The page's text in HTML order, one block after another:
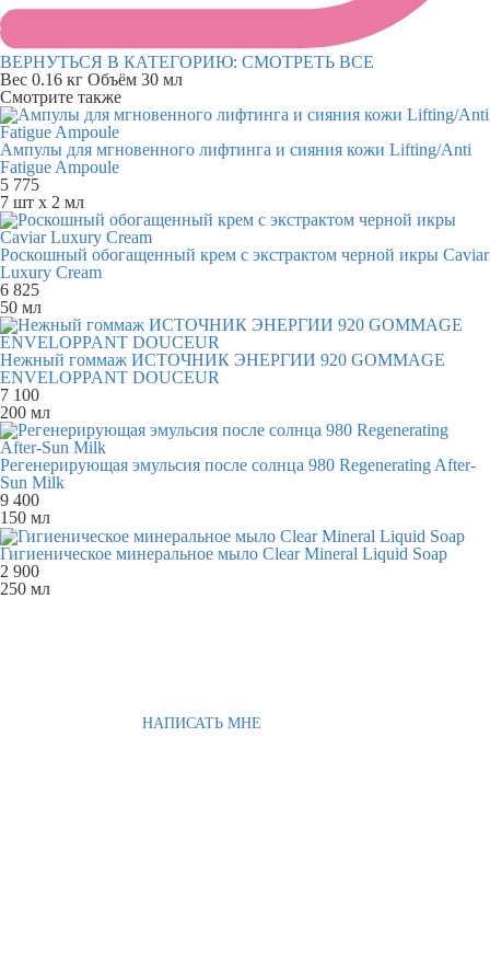
ВЕРНУТЬСЯ В КАТЕГОРИЮ: СМОТРЕТЬ ВСЕ
Вес 0.16 кг Объём 30 мл
Смотрите также
Ампулы для мгновенного лифтинга и сияния кожи Lifting/Anti
Fatigue Ampoule
5 775
7 шт х 2 мл
Роскошный обогащенный крем с экстрактом черной икры Caviar
Luxury Cream
6 825
50 мл
Нежный гоммаж ИСТОЧНИК ЭНЕРГИИ 920 GOMMAGE
ENVELOPPANT DOUCEUR
7 100
200 мл
Регенерирующая эмульсия после солнца 980 Regenerating After-
Sun Milk
9 400
150 мл
Гигиеническое минеральное мыло Clear Mineral Liquid Soap
2 900
250 мл
НАПИСАТЬ МНЕ